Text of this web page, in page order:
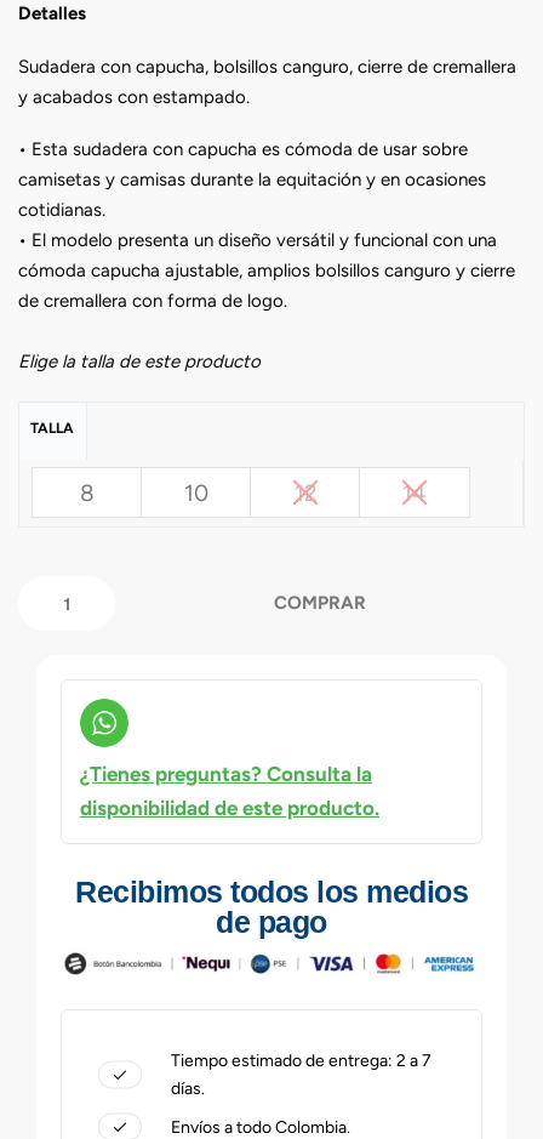
Detalles
Sudadera con capucha, bolsillos canguro, cierre de cremallera
y acabados con estampado.
• Esta sudadera con capucha es cómoda de usar sobre
camisetas y camisas durante la equitación y en ocasiones
cotidianas.
• El modelo presenta un diseño versátil y funcional con una
cómoda capucha ajustable, amplios bolsillos canguro y cierre
de cremallera con forma de logo.
Elige la talla de este producto
TALLA
8 10 12 14
COMPRAR
¿Tienes preguntas? Consulta la
disponibilidad de este producto.
Recibimos todos los medios
de pago
Tiempo estimado de entrega: 2 a 7
días.
Envíos a todo Colombia.